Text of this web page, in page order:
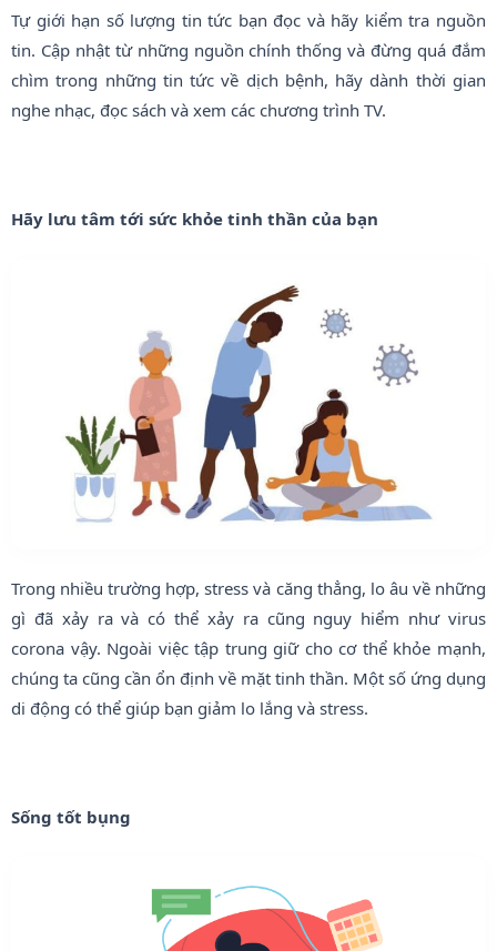
Tự giới hạn số lượng tin tức bạn đọc và hãy kiểm tra nguồn
tin. Cập nhật từ những nguồn chính thống và đừng quá đắm
chìm trong những tin tức về dịch bệnh, hãy dành thời gian
nghe nhạc, đọc sách và xem các chương trình TV.
Hãy lưu tâm tới sức khỏe tinh thần của bạn
Trong nhiều trường hợp, stress và căng thẳng, lo âu về những
gì đã xảy ra và có thể xảy ra cũng nguy hiểm như virus
corona vậy. Ngoài việc tập trung giữ cho cơ thể khỏe mạnh,
chúng ta cũng cần ổn định về mặt tinh thần. Một số ứng dụng
di động có thể giúp bạn giảm lo lắng và stress.
Sống tốt bụng